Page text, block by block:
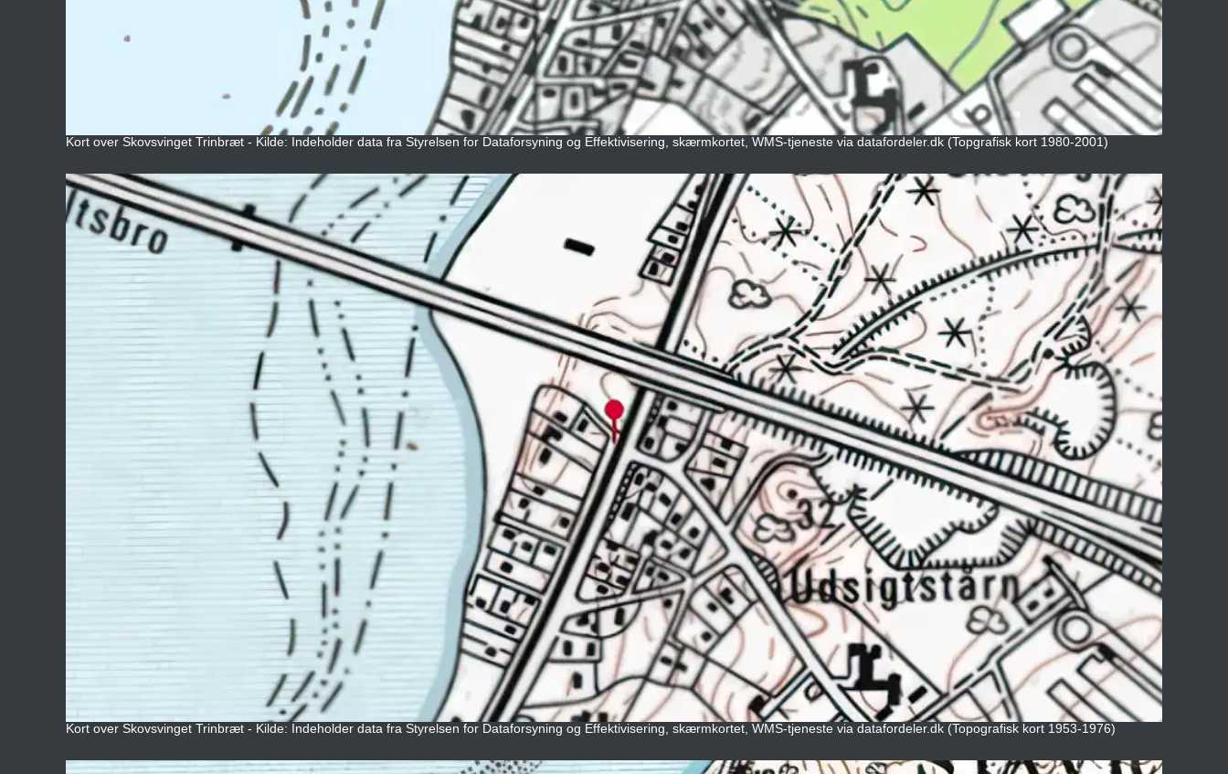
Kort over Skovsvinget Trinbræt - Kilde: Indeholder data fra Styrelsen for Dataforsyning og Effektivisering, skærmkortet, WMS-tjeneste via datafordeler.dk (Topgrafisk kort 1980-2001)
Kort over Skovsvinget Trinbræt - Kilde: Indeholder data fra Styrelsen for Dataforsyning og Effektivisering, skærmkortet, WMS-tjeneste via datafordeler.dk (Topografisk kort 1953-1976)